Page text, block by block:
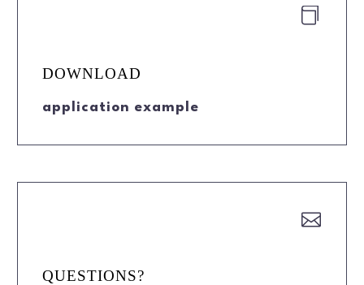


DOWNLOAD
application example


QUESTIONS?